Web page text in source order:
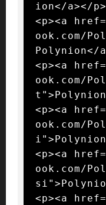
ion</a></p>
<p><a
ook.com/
Polynion</
<p><a
ook.com/
<p><a
ook.com/
<p><a
ook.com/
<p><a